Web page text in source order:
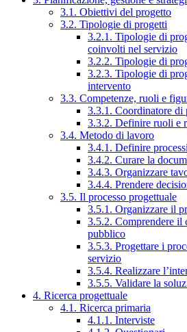
3.1. Obiettivi del progetto
3.2. Tipologie di progetti
3.2.1. Tipologie di
coinvolti nel servizio
3.2.2. Tipologie di
3.2.3. Tipologie di
intervento
3.3. Competenze, ruoli e
3.3.1. Coordinatore di
3.3.2. Definire ruoli e
3.4. Metodo di lavoro
3.4.1. Definire
3.4.2. Curare la
3.4.3. Organizzare
3.4.4. Prendere
3.5. Il processo progettuale
3.5.1. Organizzare il
3.5.2. Comprendere il
pubblico
3.5.3. Progettare i
servizio
3.5.4. Realizzare
3.5.5. Validare la
4. Ricerca progettuale
4.1. Ricerca primaria
4.1.1. Interviste